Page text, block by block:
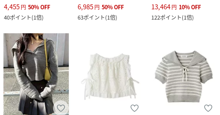
4,455円 50%OFF
40ポイント(1倍)
6,985円 50%OFF
63ポイント(1倍)
13,464円 10%OFF
122ポイント(1倍)